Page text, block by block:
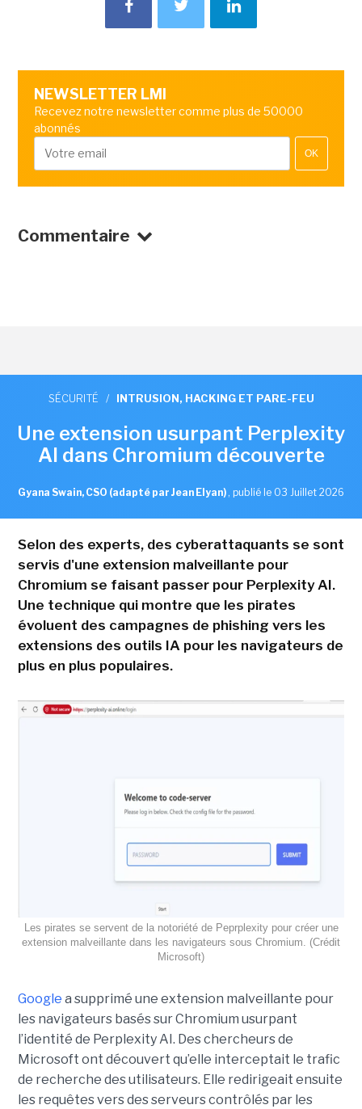
NEWSLETTER LMI
Recevez notre newsletter comme plus de 50000
abonnés
OK
Commentaire
SÉCURITÉ / INTRUSION, HACKING ET PARE-FEU
Une extension usurpant Perplexity
AI dans Chromium découverte
Gyana Swain, CSO (adapté par Jean Elyan) , publié le 03 Juillet 2026
Selon des experts, des cyberattaquants se sont
servis d'une extension malveillante pour
Chromium se faisant passer pour Perplexity AI.
Une technique qui montre que les pirates
évoluent des campagnes de phishing vers les
extensions des outils IA pour les navigateurs de
plus en plus populaires.
Les pirates se servent de la notoriété de Peprplexity pour créer une
extension malveillante dans les navigateurs sous Chromium. (Crédit
Microsoft)
Google a supprimé une extension malveillante pour
les navigateurs basés sur Chromium usurpant
l’identité de Perplexity AI. Des chercheurs de
Microsoft ont découvert qu’elle interceptait le trafic
de recherche des utilisateurs. Elle redirigeait ensuite
les requêtes vers des serveurs contrôlés par les